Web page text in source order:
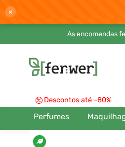
×
As encomendas
Descontos até -80%
Perfumes